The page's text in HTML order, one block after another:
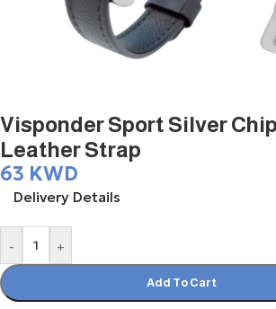
Visponder Sport Silver
Leather Strap
63 KWD
Delivery Details
- +
Add To Cart